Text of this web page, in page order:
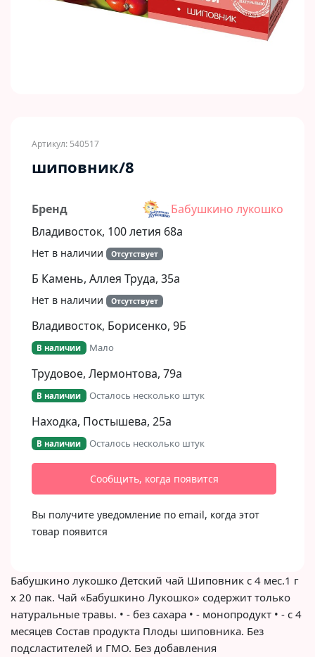
Артикул: 540517
шиповник/8
Бренд
Бабушкино лукошко
Владивосток, 100 летия 68а
Нет в наличии Отсутствует
Б Камень, Аллея Труда, 35а
Нет в наличии Отсутствует
Владивосток, Борисенко, 9Б​
В наличии Мало
Трудовое, Лермонтова, 79а
В наличии Осталось несколько штук
Находка, Постышева, 25а
В наличии Осталось несколько штук
Сообщить, когда появится
Вы получите уведомление по email, когда этот
товар появится
Бабушкино лукошко Детский чай Шиповник с 4 мес.1 г
х 20 пак. Чай «Бабушкино Лукошко» содержит только
натуральные травы. • - без сахара • - монопродукт • - с 4
месяцев Состав продукта Плоды шиповника. Без
подсластителей и ГМО. Без добавления